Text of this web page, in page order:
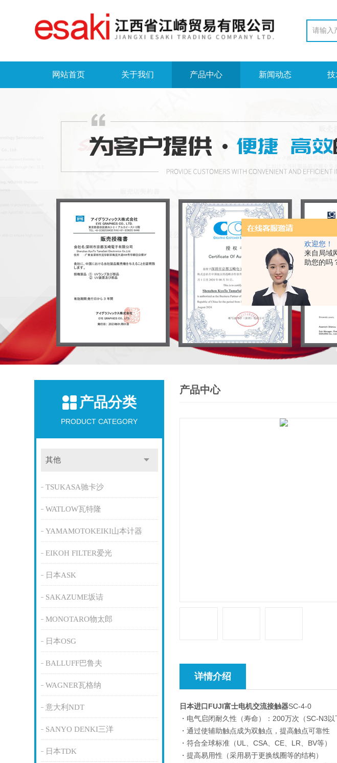
欢迎您！
来自局域
助您的吗
网站首页 关于我们 产品中心 新闻动态 技
产品分类
PRODUCT CATEGORY
其他
TSUKASA驰卡沙
WATLOW瓦特隆
YAMAMOTOKEIKI山本计器
EIKOH FILTER爱光
日本ASK
SAKAZUME坂诘
MONOTARO物太郎
日本OSG
BALLUFF巴鲁夫
WAGNER瓦格纳
意大利NDT
SANYO DENKI三洋
日本TDK
产品中心
详情介绍
日本进口FUJI富士电机交流接触器SC-4-0
・电气启闭耐久性（寿命）：200万次（SC-N3以
・通过使辅助触点成为双触点，提高触点可靠性
・符合全球标准（UL、CSA、CE、LR、BV等）
・提高易用性（采用易于更换线圈等的结构）